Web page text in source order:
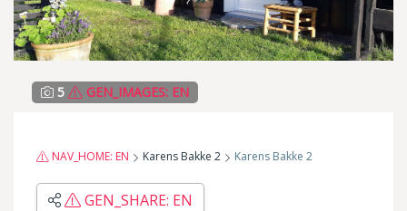
5 GEN_IMAGES: EN
NAV_HOME: EN Karens Bakke 2 Karens Bakke 2
GEN_SHARE: EN